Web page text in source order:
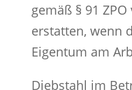
gemäß § 91
erstatten, wenn
Eigentum am
Diebstahl im